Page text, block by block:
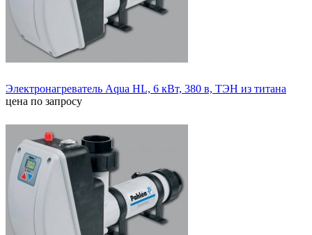
Электронагреватель Aqua HL, 6 кВт, 380 в, ТЭН из титана
цена по запросу